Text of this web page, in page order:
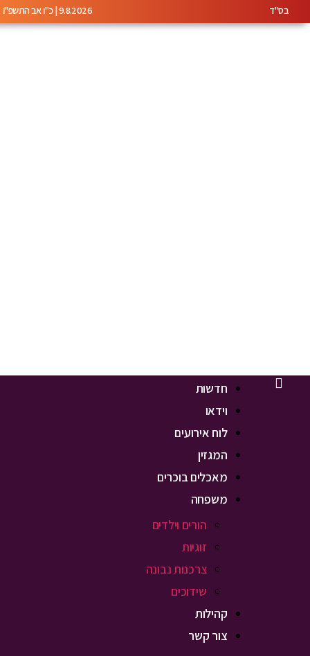
בס"ד 9.8.2026 | כ"ו אב התשפ"ו
חדשות
וידאו
לוח אירועים
המגזין
מאכלים בוכרים
משפחה
הורים וילדים
זוגיות
צרכנות נבונה
שידוכים
קהילות
צור קשר